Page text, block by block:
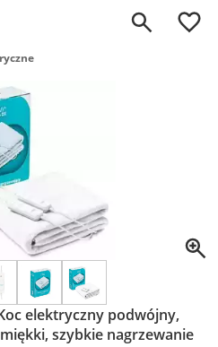
0
elektryczny podwójny,
szybkie nagrzewanie